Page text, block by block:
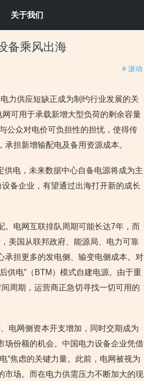
关于我们
备乘风出海
# 滚动
力供应短缺正成为制约行业发展的关
可用于承载新增大型负荷的剩余容量
公众对电价可负担性的担忧，使得传
担新增输配电及备用资源成本。
供电，未来数据中心自备电源将成为主
备企业，有望通过出海打开新的成长
。电网互联排队周期可能长达7年，而
美国从联邦政府、能源局、电力可靠
承担更多的发电侧、输变电侧成本。对
供电”（BTM）模式自建电源。由于重
周期，运营商正急切寻找一切可用的
电网侧资本开支增加，同时交期成为
场份额的机会。中国电力设备企业凭借
”焦虑的关键力量。此前，电网被视为
市场。而在电力供需压力不断加大的现